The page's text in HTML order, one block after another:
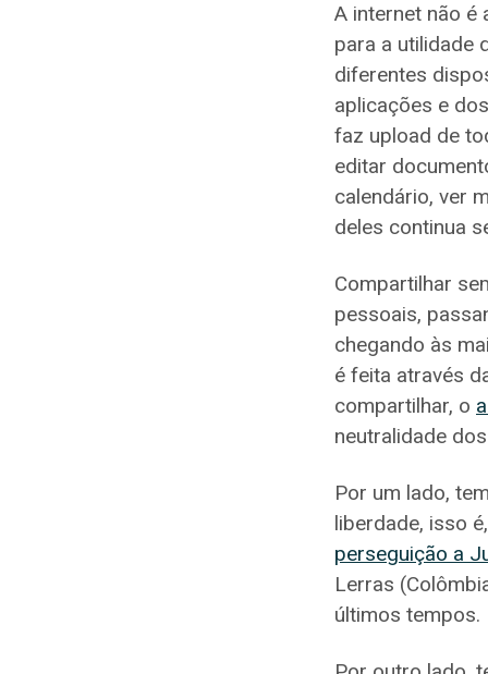
A internet não é
para a utilidade
diferentes
aplicações e
faz upload de
editar
calendário, ver
deles continua
Compartilhar
pessoais,
chegando às
é feita através
compartilhar, o
neutralidade
Por um lado,
liberdade, isso
perseguição a
Lerras
últimos tempos.